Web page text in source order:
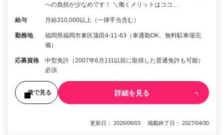
への負担が少なめです！ ＼働くメリットはココ…
給与 月給310,000以上（一律手当含む）
勤務地
福岡県福岡市東区蒲田4-11-63（車通勤OK、無料駐車場完
備）
応募資格
中型免許（2007年6月1日以前に取得した普通免許も可能）
必須
後で見る 詳細を見る
更新日： 2026/06/03 掲載終了日： 2027/04/30